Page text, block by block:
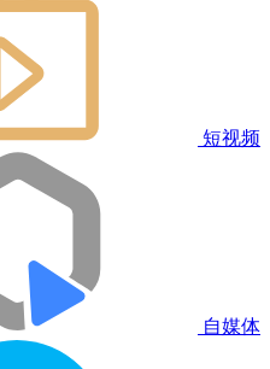
短视频
自媒体